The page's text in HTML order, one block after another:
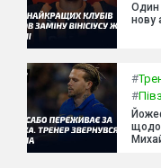
Один
нову
#
#
щодо